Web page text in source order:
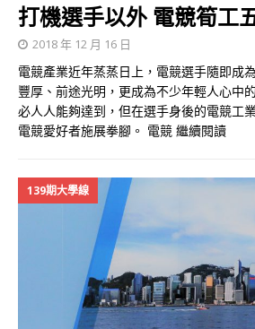
打機選手以外 電競筍工
2018 年 12 月 16 日
電競產業近年蒸蒸日上，電競選手隨即成
豐厚、前途光明，更成為不少年輕人心中
必人人能夠達到，但在選手身後的電競工
電競愛好者施展拳腳。 電競 繼續閱讀
139期大學線